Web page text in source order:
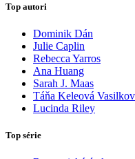
Top autori
Dominik Dán
Julie Caplin
Rebecca Yarros
Ana Huang
Sarah J. Maas
Táňa Keleová
Lucinda Riley
Top série